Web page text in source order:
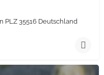
PLZ 35516 Deutschland